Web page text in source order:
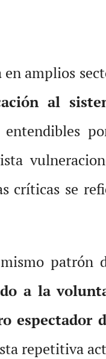
en amplios
al
críticas se
patrón
a la
espectador
repetitiva